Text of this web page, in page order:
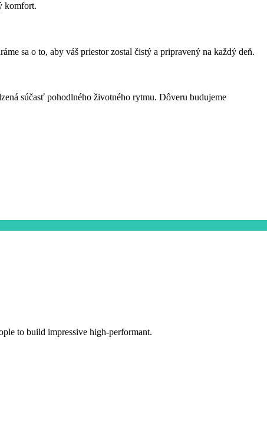
komfort.
sa o to, aby váš priestor zostal čistý a pripravený na každý deň.
súčasť pohodlného životného rytmu. Dôveru budujeme
to build impressive high-performant.